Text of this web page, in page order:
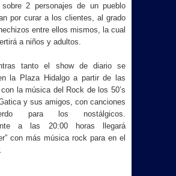
2 personajes de un pueblo
por curar a los clientes, al grado
entre ellos mismos, la cual
a niños y adultos.
tanto el show de diario se
la Plaza Hidalgoa partir de las
la música del Rock de los 50’s
y sus amigos, con canciones
para los nostálgicos.
a las 20:00 horas llegará
con más música rock para en el